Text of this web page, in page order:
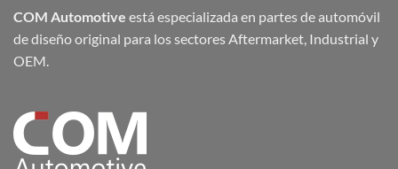
COM Automotive está especializada en partes de automóvil
de diseño original para los sectores Aftermarket, Industrial y
OEM.